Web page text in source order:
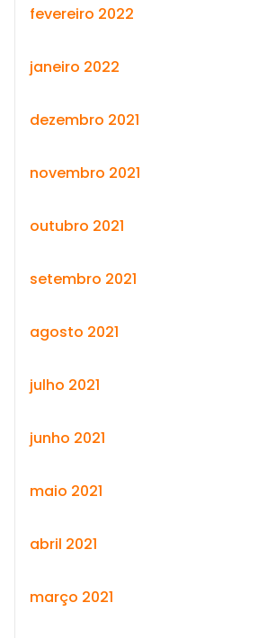
fevereiro 2022
janeiro 2022
dezembro 2021
novembro 2021
outubro 2021
setembro 2021
agosto 2021
julho 2021
junho 2021
maio 2021
abril 2021
março 2021